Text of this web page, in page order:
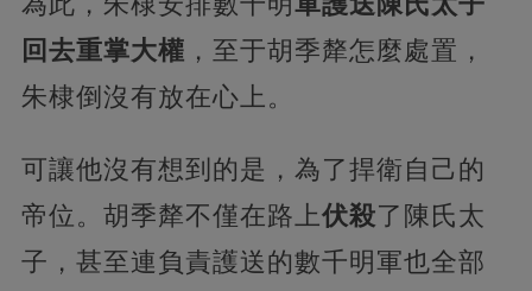
回去重掌大權 ，至于胡季犛怎麼處置，
朱棣倒沒有放在心上。
可讓他沒有想到的是，為了捍衛自己的
帝位。胡季犛不僅在路上伏殺了陳氏太
子，甚至連負責護送的數千明軍也全部